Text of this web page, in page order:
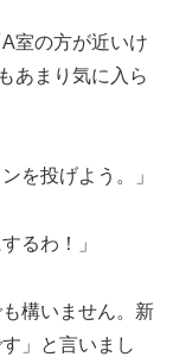
室の方が近いけ
あまり気に入ら
を投げよう。」
るわ！」
構いません。新
」と言いまし